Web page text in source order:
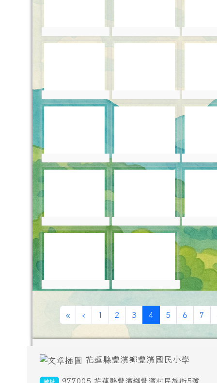
photo:5933 photo:5934
photo:5936
photo-5937
photo:5937
photo:5939 photo:5940
photo-5942
photo:5942
photo-5943
photo:5943
photo-5945
photo:5945 photo:5946
«第一頁
‹ 上一頁
1 2 3 4 (目前頁次)
5 6 7
頁尾區域內容
花蓮縣豐濱鄉豐濱國民小學
地址 977005 花蓮縣豐濱鄉豐濱村民族街5號